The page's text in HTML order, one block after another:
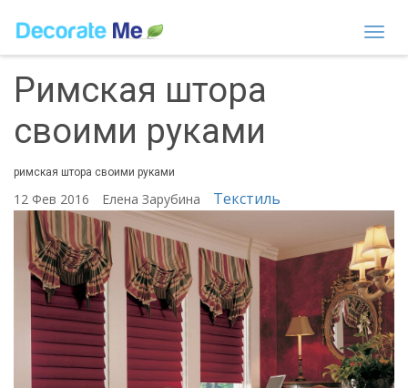
Римская штора
своими руками
римская штора своими руками
12 Фев 2016 Елена Зарубина Текстиль